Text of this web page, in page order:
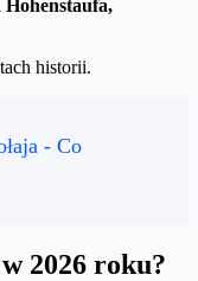
historii.
- Co
2026 roku?